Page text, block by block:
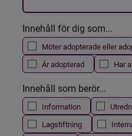
Innehåll för dig som...
Möter adopterade eller
Är adopterad
Har
Innehåll som berör...
Information
Lagstiftning